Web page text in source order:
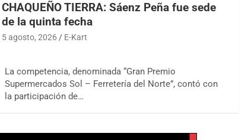
CHAQUEÑO TIERRA: Sáenz Peña fue sede
de la quinta fecha
5 agosto, 2026 E-Kart
La competencia, denominada “Gran Premio
Supermercados Sol – Ferretería del Norte”, contó con
la participación de…